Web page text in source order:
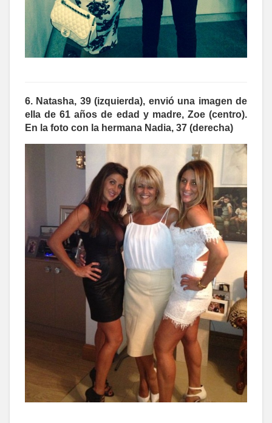
6. Natasha, 39 (izquierda), envió una imagen de
ella de 61 años de edad y madre, Zoe (centro).
En la foto con la hermana Nadia, 37 (derecha)